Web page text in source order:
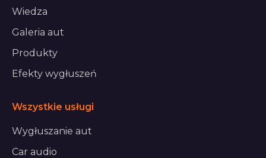
Wiedza
Galeria aut
Produkty
Efekty wygłuszeń
Wszystkie usługi
Wygłuszanie aut
Car audio